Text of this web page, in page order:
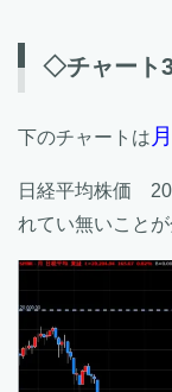
◇チャート
下のチャートは
日経平均株価
れてい無いことが